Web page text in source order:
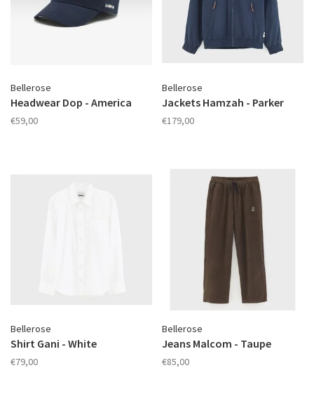
Bellerose
Headwear Dop - America
€59,00
Bellerose
Jackets Hamzah - Parker
€179,00
Bellerose
Shirt Gani - White
€79,00
Bellerose
Jeans Malcom - Taupe
€85,00